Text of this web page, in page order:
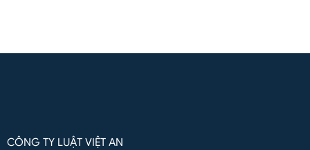
CÔNG TY LUẬT VIỆT AN